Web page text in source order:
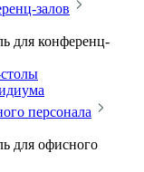
залов
для конференц-
персонала
для офисного